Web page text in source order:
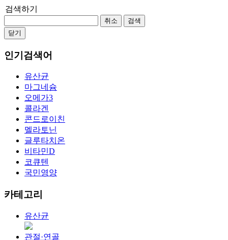
검색하기
취소
검색
닫기
인기검색어
유산균
마그네슘
오메가3
콜라겐
콘드로이친
멜라토닌
글루타치온
비타민D
코큐텐
국민영양
카테고리
유산균
관절·연골